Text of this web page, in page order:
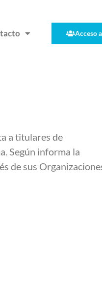
Acceso
a titulares de
Según informa la
de sus